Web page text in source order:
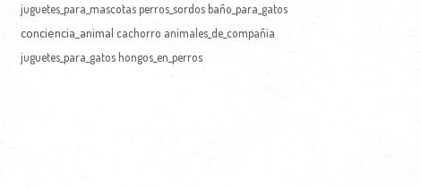
juguetes_para_mascotas perros_sordos baño_para_gatos
conciencia_animal cachorro animales_de_compañia
juguetes_para_gatos hongos_en_perros